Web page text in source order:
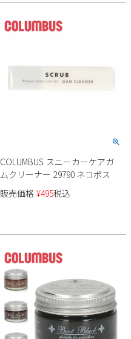
COLUMBUS スニーカーケアガ
ムクリーナー 29790 ネコポス
販売価格 ¥495税込